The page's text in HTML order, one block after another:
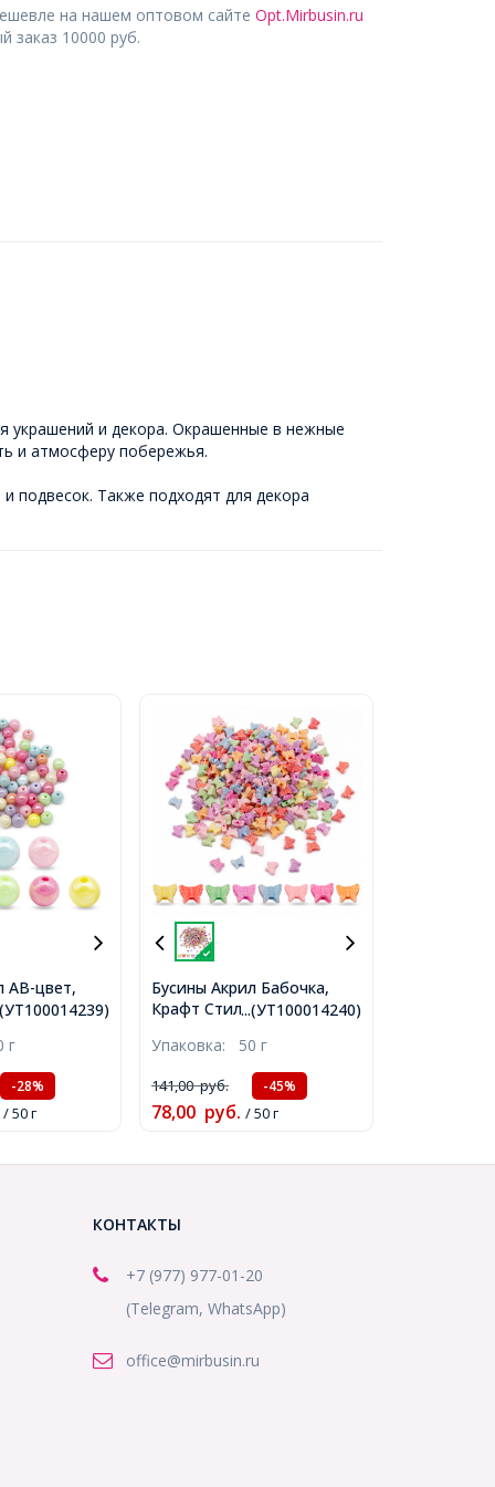
на нашем оптовом сайте Opt.Mirbusin.ru
заказ 10000 руб.
украшений и декора. Окрашенные в нежные
и атмосферу побережья.
подвесок. Также подходят для декора
АВ-цвет,
Круглые,
50г,
г
-28%
/ 50 г
...(УТ100014240)
Бусины Акрил Бабочка,
Крафт Стиль, Цвет: Микс,
Отверстие 2мм, около
320шт/50г, (УТ100014240)
Упаковка: 50 г
141,00руб. -45%
78,00 руб. / 50 г
КОНТАКТЫ
+7 (977) 977-01-20
(Telegram, WhatsApp)
office@mirbusin.ru